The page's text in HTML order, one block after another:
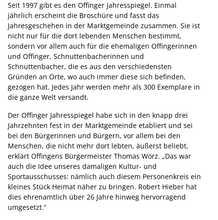
Seit 1997 gibt es den Offinger Jahresspiegel. Einmal
jährlich erscheint die Broschüre und fasst das
Jahresgeschehen in der Marktgemeinde zusammen. Sie ist
nicht nur für die dort lebenden Menschen bestimmt,
sondern vor allem auch für die ehemaligen Offingerinnen
und Offinger, Schnuttenbacherinnen und
Schnuttenbacher, die es aus den verschiedensten
Gründen an Orte, wo auch immer diese sich befinden,
gezogen hat. Jedes Jahr werden mehr als 300 Exemplare in
die ganze Welt versandt.
Der Offinger Jahresspiegel habe sich in den knapp drei
Jahrzehnten fest in der Marktgemeinde etabliert und sei
bei den Bürgerinnen und Bürgern, vor allem bei den
Menschen, die nicht mehr dort lebten, äußerst beliebt,
erklärt Offingens Bürgermeister Thomas Wörz. „Das war
auch die Idee unseres damaligen Kultur- und
Sportausschusses: nämlich auch diesem Personenkreis ein
kleines Stück Heimat näher zu bringen. Robert Hieber hat
dies ehrenamtlich über 26 Jahre hinweg hervorragend
umgesetzt.“